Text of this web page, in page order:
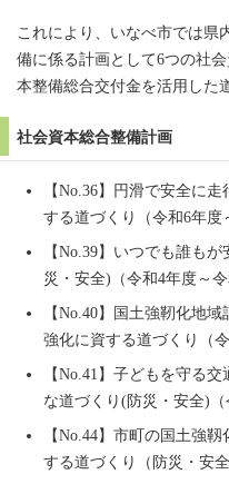
これにより、いなべ市では県
備に係る計画として6つの社
本整備総合交付金を活用した
社会資本総合整備計画
【No.36】円滑で安全に
する道づくり（令和6年度
【No.39】いつでも誰も
災・安全)（令和4年度～令
【No.40】国土強靭化地
強化に資する道づくり（
【No.41】子どもを守る
な道づくり(防災・安全)（
【No.44】市町の国土強
する道づくり（防災・安